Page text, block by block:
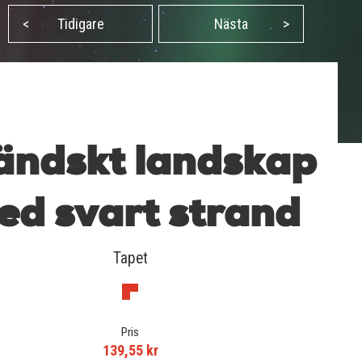
< Tidigare Nästa >
landskap
svart strand
Tapet
Pris
139,55 kr